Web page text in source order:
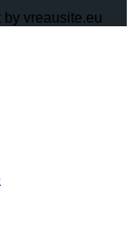
vreausite.eu